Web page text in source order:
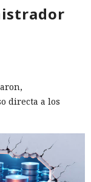
directa a los